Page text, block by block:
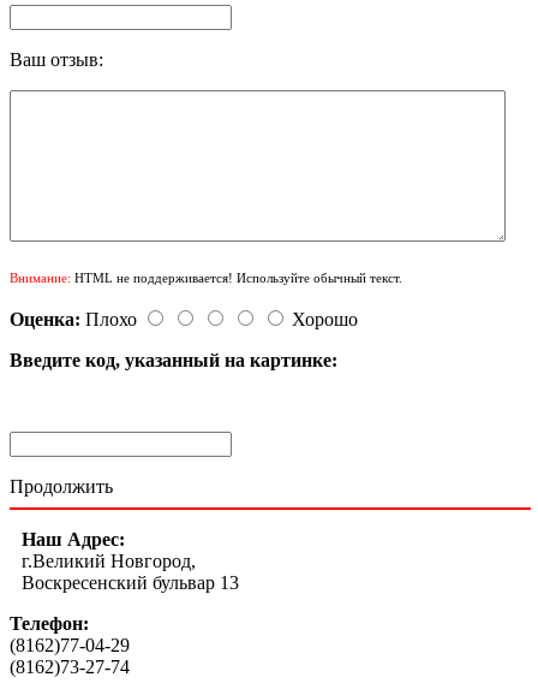
Ваш отзыв:
Внимание: HTML не поддерживается! Используйте обычный текст.
Оценка: Плохо
Хорошо
Введите код, указанный на картинке:
Продолжить
Наш Адрес:
г.Великий Новгород,
Воскресенский бульвар 13
Телефон:
(8162)77-04-29
(8162)73-27-74